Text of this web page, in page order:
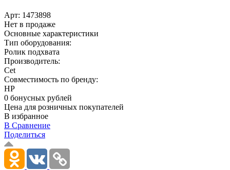
Арт: 1473898
Нет в продаже
Основные характеристики
Тип оборудования:
Ролик подхвата
Производитель:
Cet
Совместимость по бренду:
HP
0 бонусных рублей
Цена для розничных покупателей
В избранное
В Сравнение
Поделиться